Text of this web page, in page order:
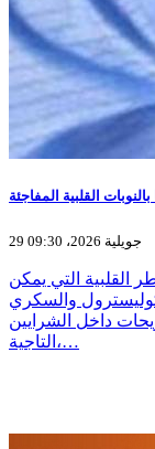
القلبية المفاجئة
29 جويلية 2026، 09:30
القلبية التي يمكن
والسكري
داخل الشرايين
التاجية،…